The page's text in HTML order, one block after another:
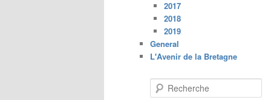
2017
2018
2019
General
L'Avenir de la Bretagne
e